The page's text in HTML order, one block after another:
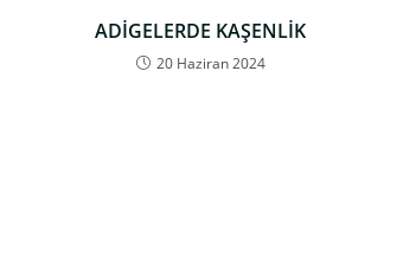
ADİGELERDE KAŞENLİK
20 Haziran 2024